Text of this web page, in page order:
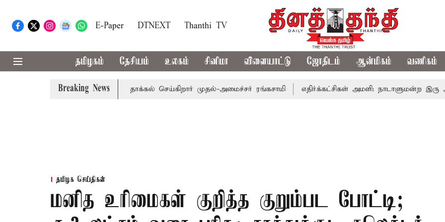
E-Paper DTNEXT Thanthi TV
தமிழகம் தேசியம் உலகம் சினிமா விளையாட்டு ஜோதிடம் ஆன்மிகம் வணிகம்
Breaking News
வரும் 24ம் தேதி பட்ஜெட் தாக்கல் செய்கிறார் முதல்-அமைச்சர் ரங்கசாமி எதிர்க்கட்சிகள் அமளி: நாடாளுமன்ற இரு
தமிழக செய்திகள்
மனித உரிமைகள் குறித்த குறும்பட போட்டி;